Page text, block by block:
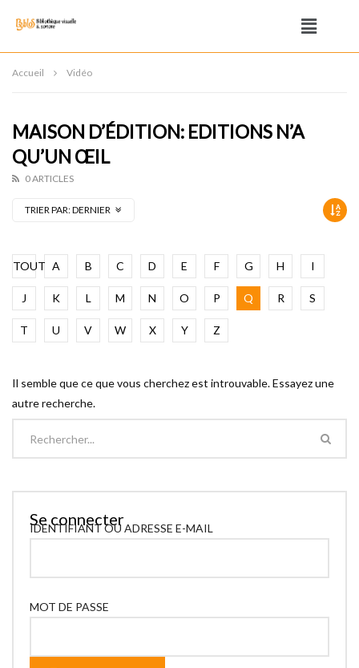
Accueil Vidéo
MAISON D’ÉDITION: EDITIONS N’A
QU’UN ŒIL
0 ARTICLES
TRIER PAR:DERNIER
TOUT A B C D E F G H I
J K L M N O P Q R S
T U V W X Y Z
Il semble que ce que vous cherchez est introuvable. Essayez une
autre recherche.
Se connecter
IDENTIFIANT OU ADRESSE E-MAIL
MOT DE PASSE